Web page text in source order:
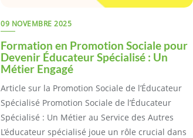
09 NOVEMBRE 2025
Formation en Promotion Sociale pour
Devenir Éducateur Spécialisé : Un
Métier Engagé
Article sur la Promotion Sociale de l’Éducateur
Spécialisé Promotion Sociale de l’Éducateur
Spécialisé : Un Métier au Service des Autres
L’éducateur spécialisé joue un rôle crucial dans